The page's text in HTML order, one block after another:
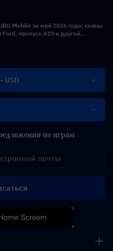
Mobile за май 2026 года: скины
пропуск A19 и другой
USD
по играм